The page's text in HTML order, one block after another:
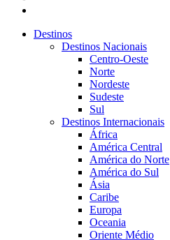
Destinos
Destinos Nacionais
Centro-Oeste
Norte
Nordeste
Sudeste
Sul
Destinos Internacionais
África
América Central
América do Norte
América do Sul
Ásia
Caribe
Europa
Oceania
Oriente Médio